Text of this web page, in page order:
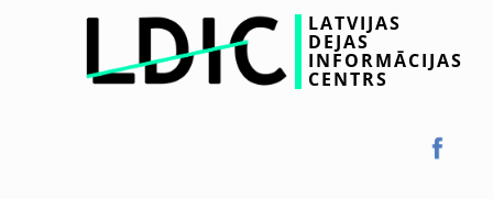
LATVIJAS
DEJAS
INFORMĀCIJAS
CENTRS